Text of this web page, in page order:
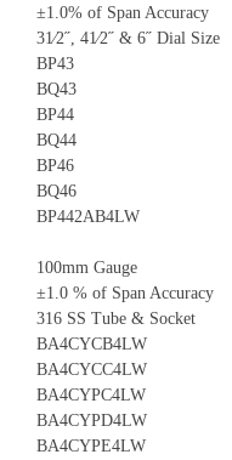
±1.0% of Span Accuracy
31⁄2˝, 41⁄2˝ & 6˝ Dial Size
BP43
BQ43
BP44
BQ44
BP46
BQ46
BP442AB4LW
100mm Gauge
±1.0 % of Span Accuracy
316 SS Tube & Socket
BA4CYCB4LW
BA4CYCC4LW
BA4CYPC4LW
BA4CYPD4LW
BA4CYPE4LW